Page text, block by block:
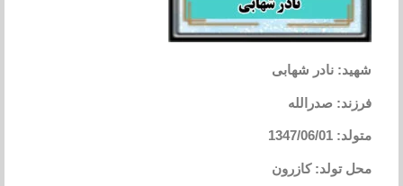
شهید: نادر شهابی
فرزند: صدرالله
متولد: 1347/06/01
محل تولد: کازرون